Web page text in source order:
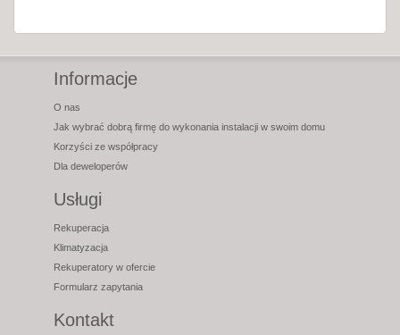
Informacje
O nas
Jak wybrać dobrą firmę do wykonania instalacji w swoim domu
Korzyści ze współpracy
Dla deweloperów
Usługi
Rekuperacja
Klimatyzacja
Rekuperatory w ofercie
Formularz zapytania
Kontakt